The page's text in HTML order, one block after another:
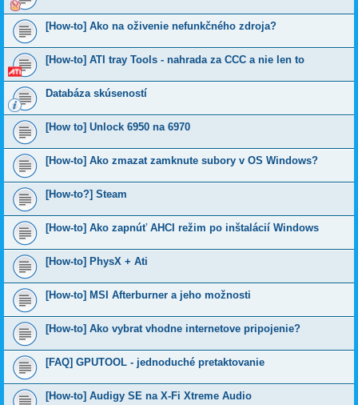
[How-to] Ako na oživenie nefunkčného zdroja?
[How-to] ATI tray Tools - nahrada za CCC a nie len to
Databáza skúseností
[How to] Unlock 6950 na 6970
[How-to] Ako zmazat zamknute subory v OS Windows?
[How-to?] Steam
[How-to] Ako zapnúť AHCI režim po inštalácií Windows
[How-to] PhysX + Ati
[How-to] MSI Afterburner a jeho možnosti
[How-to] Ako vybrat vhodne internetove pripojenie?
[FAQ] GPUTOOL - jednoduché pretaktovanie
[How-to] Audigy SE na X-Fi Xtreme Audio